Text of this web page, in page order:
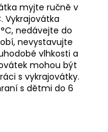
myjte ručně v
Vykrajovátka
°C, nedávejte do
nevystavujte
vlhkosti a
mohou být
s vykrajovátky.
s dětmi do 6